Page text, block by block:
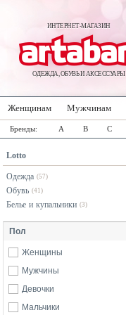
ИНТЕРНЕТ-МАГАЗИН
ОДЕЖДА, ОБУВЬ И АКСЕССУАРЫ
Женщинам Мужчинам
Бренды: A B C
Lotto
Одежда (57)
Обувь (41)
Белье и купальники (3)
Пол
Женщины
Мужчины
Девочки
Мальчики